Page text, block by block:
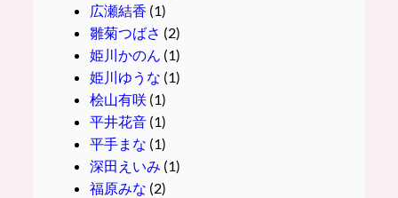
広瀬結香 (1)
雛菊つばさ (2)
姫川かのん (1)
姫川ゆうな (1)
桧山有咲(1)
平井花音(1)
平手まな (1)
深田えいみ (1)
福原みな (2)